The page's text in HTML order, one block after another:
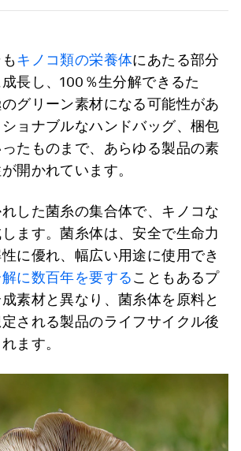
キノコ類の栄養体にあたる部分
長し、100％生分解できるた
グリーン素材になる可能性があ
ョナブルなハンドバッグ、梱包
たものまで、あらゆる製品の素
開かれています。
した菌糸の集合体で、キノコな
ます。菌糸体は、安全で生命力
に優れ、幅広い用途に使用でき
に数百年を要することもあるプ
素材と異なり、菌糸体を原料と
される製品のライフサイクル後
ます。